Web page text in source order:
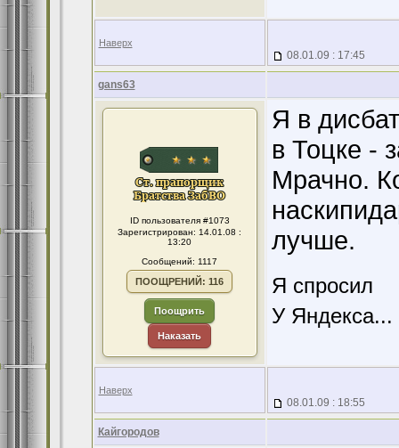
Наверх
08.01.09 : 17:45
gans63
ID пользователя #1073
Зарегистрирован: 14.01.08 :
13:20
Сообщений: 1117
ПООЩРЕНИЙ: 116
Поощрить
Наказать
Я в
в Тоцке -
Мрачно.
лучше.
Я спросил
У Яндекса...
Наверх
08.01.09 : 18:55
Кайгородов